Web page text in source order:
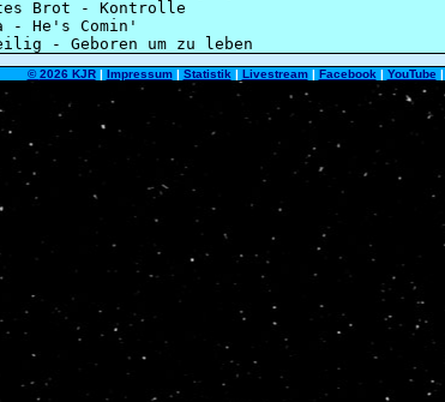
©2026 KJR| Impressum| Statistik | Livestream| Facebook | YouTube|